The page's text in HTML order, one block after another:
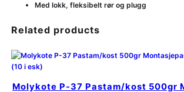
Med lokk, fleksibelt rør og plugg
Related products
Molykote P-37 Pastam/kost 500gr